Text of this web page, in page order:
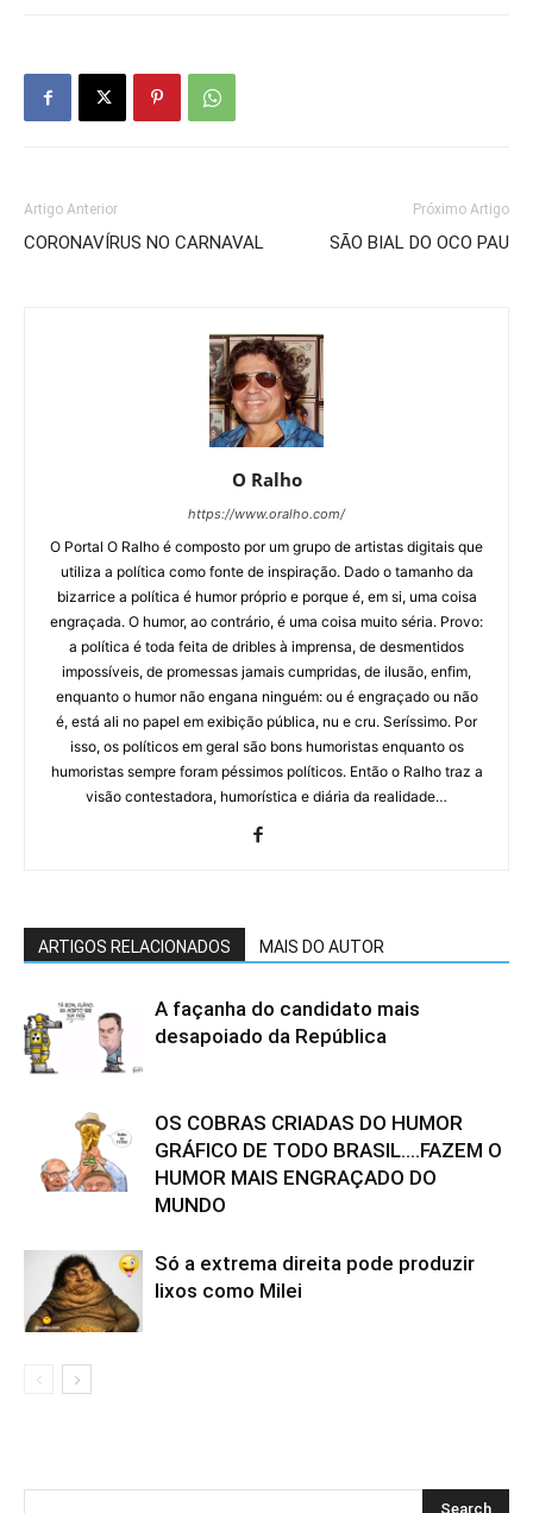
Artigo Anterior
CORONAVÍRUS NO CARNAVAL
Próximo Artigo
SÃO BIAL DO OCO PAU
O Ralho
https://www.oralho.com/
O Portal O Ralho é composto por um grupo de artistas digitais que
utiliza a política como fonte de inspiração. Dado o tamanho da
bizarrice a política é humor próprio e porque é, em si, uma coisa
engraçada. O humor, ao contrário, é uma coisa muito séria. Provo:
a política é toda feita de dribles à imprensa, de desmentidos
impossíveis, de promessas jamais cumpridas, de ilusão, enfim,
enquanto o humor não engana ninguém: ou é engraçado ou não
é, está ali no papel em exibição pública, nu e cru. Seríssimo. Por
isso, os políticos em geral são bons humoristas enquanto os
humoristas sempre foram péssimos políticos. Então o Ralho traz a
visão contestadora, humorística e diária da realidade…
ARTIGOS RELACIONADOS MAIS DO AUTOR
A façanha do candidato mais
desapoiado da República
OS COBRAS CRIADAS DO HUMOR
GRÁFICO DE TODO BRASIL….FAZEM O
HUMOR MAIS ENGRAÇADO DO
MUNDO
Só a extrema direita pode produzir
lixos como Milei